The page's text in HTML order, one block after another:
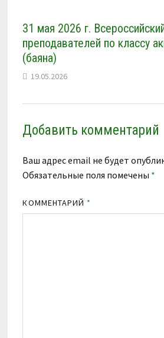
31 мая 2026 г.
преподавателей по классу
(баяна)
19.05.2026
Добавить комментарий
Ваш адрес email не будет
Обязательные поля помечены *
КОММЕНТАРИЙ *